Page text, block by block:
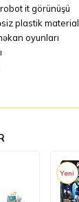
it görünüşü
plastik material
oyunları
Yeni